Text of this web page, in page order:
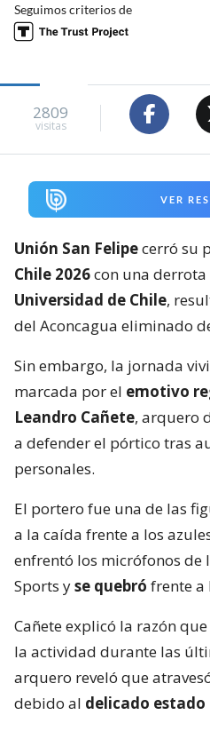
Seguimos criterios de
2809
visitas
VER
Unión San Felipecerró su
Chile 2026con una
Universidad de Chile,
del Aconcagua eliminado
Sin embargo, la jornada
marcada por el emotivo
Leandro Cañete, arquero
a defender el pórtico tras
personales.
El portero fue una de las
a la caída frente a los
enfrentó los micrófonos de
Sports yse quebró frente a
Cañete explicó la razón
la actividad durante las
arquero reveló que
debido al delicado estado